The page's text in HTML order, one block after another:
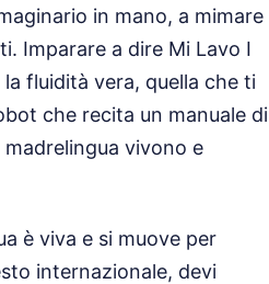
in mano, a mimare
Imparare a dire Mi Lavo I
fluidità vera, quella che ti
che recita un manuale di
vivono e
è viva e si muove per
internazionale, devi